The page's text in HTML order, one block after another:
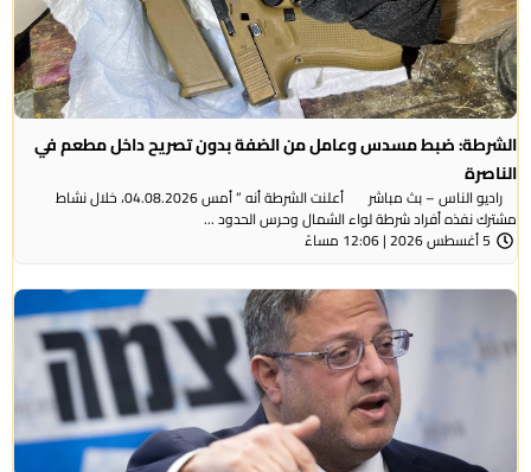
الشرطة: ضبط مسدس وعامل من الضفة بدون تصريح داخل مطعم في
الناصرة
راديو الناس – بث مباشر أعلنت الشرطة أنه ” أمس 04.08.2026، خلال نشاط
مشترك نفذه أفراد شرطة لواء الشمال وحرس الحدود ...
5 أغسطس 2026 | 12:06 مساءً